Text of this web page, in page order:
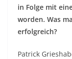
in Folge mit
worden. Was
erfolgreich?
Patrick